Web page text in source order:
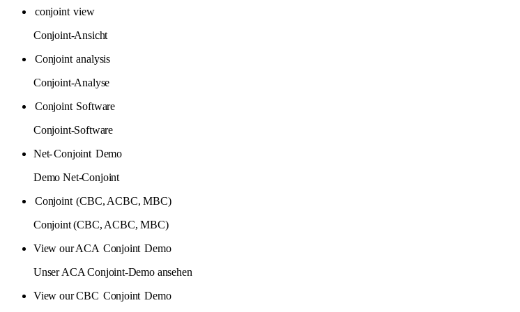
conjoint view
Conjoint-Ansicht
Conjoint analysis
Conjoint-Analyse
Conjoint Software
Conjoint-Software
Net-Conjoint Demo
Demo Net-Conjoint
Conjoint (CBC, ACBC, MBC)
Conjoint (CBC, ACBC, MBC)
View our ACA Conjoint Demo
Unser ACA Conjoint-Demo ansehen
View our CBC Conjoint Demo